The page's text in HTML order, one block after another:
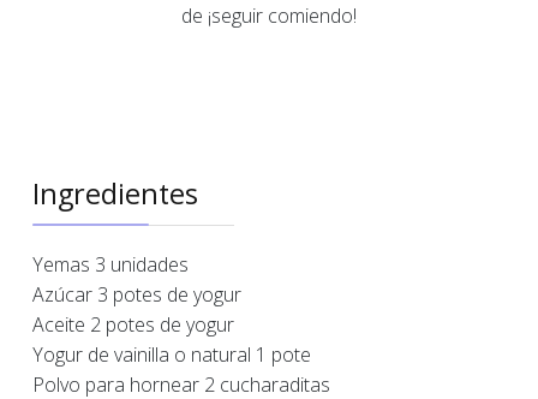
de ¡seguir comiendo!
Ingredientes
Yemas 3 unidades
Azúcar 3 potes de yogur
Aceite 2 potes de yogur
Yogur de vainilla o natural 1 pote
Polvo para hornear 2 cucharaditas